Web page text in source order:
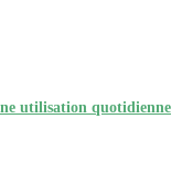
utilisation quotidienne